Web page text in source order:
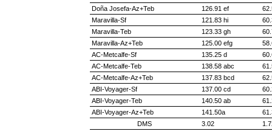
Doña Josefa-Az+Teb
126.91 ef
Maravilla-Sf
121.83 hi
Maravilla-Teb
123.33 gh
Maravilla-Az+Teb
125.00 efg
AC-Metcalfe-Sf
135.25 d
AC-Metcalfe-Teb
138.58 abc
AC-Metcalfe-Az+Teb
137.83 bcd
ABI-Voyager-Sf
137.00 cd
ABI-Voyager-Teb
140.50 ab
ABI-Voyager-Az+Teb
141.50a
DMS
3.02